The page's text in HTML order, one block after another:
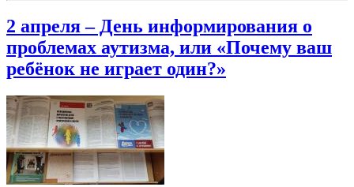
2 апреля – День информирования о
проблемах аутизма, или «Почему ваш
ребёнок не играет один?»